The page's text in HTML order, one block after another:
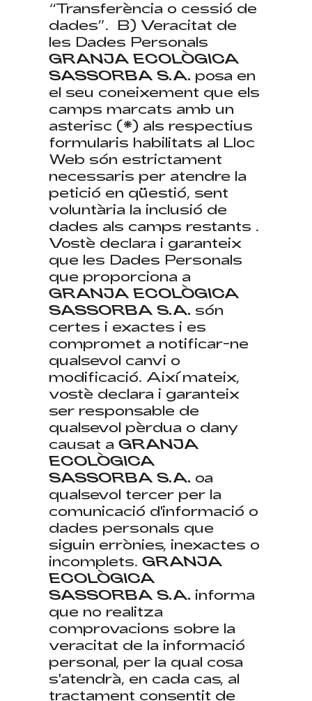
“Transferència o cessió de
dades”. ​ B) Veracitat de
les Dades Personals
GRANJA ECOLÒGICA
SASSORBA S.A. posa en
el seu coneixement que els
camps marcats amb un
asterisc (*) als respectius
formularis habilitats al Lloc
Web són estrictament
necessaris per atendre la
petició en qüestió, sent
voluntària la inclusió de
dades als camps restants .
Vostè declara i garanteix
que les Dades Personals
que proporciona a
GRANJA ECOLÒGICA
SASSORBA S.A. són ​​
certes i exactes i es
compromet a notificar-ne
qualsevol canvi o
modificació. Així mateix,
vostè declara i garanteix
ser responsable de
qualsevol pèrdua o dany
causat aGRANJA
ECOLÒGICA
SASSORBA S.A. oa
qualsevol tercer per la
comunicació d'informació o
dades personals que
siguin errònies, inexactes o
incomplets.GRANJA
ECOLÒGICA
SASSORBA S.A. informa
que no realitza
comprovacions sobre la
veracitat de la informació
personal, per la qual cosa
s'atendrà, en cada cas, al
tractament consentit de